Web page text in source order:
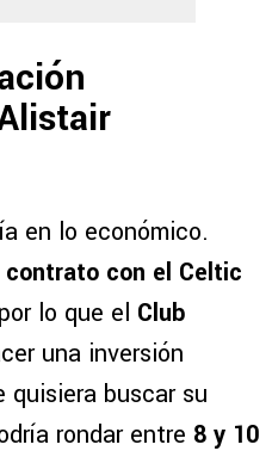
en lo económico.
con el Celtic
lo que el Club
una inversión
quisiera buscar su
rondar entre 8 y 10